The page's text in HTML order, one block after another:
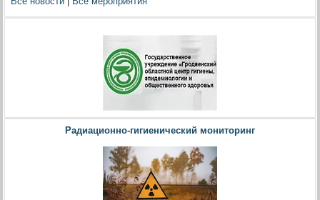
Радиационно-гигиенический мониторинг